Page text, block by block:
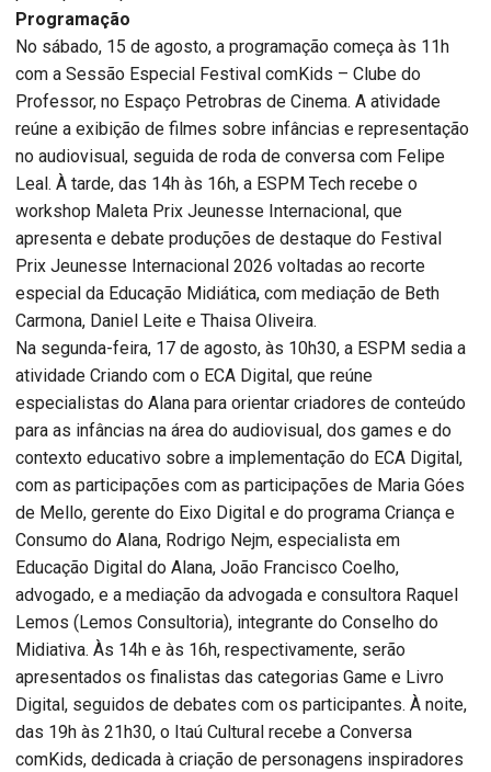
Programação
No sábado, 15 de agosto, a programação começa às 11h
com a Sessão Especial Festival comKids – Clube do
Professor, no Espaço Petrobras de Cinema. A atividade
reúne a exibição de filmes sobre infâncias e representação
no audiovisual, seguida de roda de conversa com Felipe
Leal. À tarde, das 14h às 16h, a ESPM Tech recebe o
workshop Maleta Prix Jeunesse Internacional, que
apresenta e debate produções de destaque do Festival
Prix Jeunesse Internacional 2026 voltadas ao recorte
especial da Educação Midiática, com mediação de Beth
Carmona, Daniel Leite e Thaisa Oliveira.
Na segunda-feira, 17 de agosto, às 10h30, a ESPM sedia a
atividade Criando com o ECA Digital, que reúne
especialistas do Alana para orientar criadores de conteúdo
para as infâncias na área do audiovisual, dos games e do
contexto educativo sobre a implementação do ECA Digital,
com as participações com as participações de Maria Góes
de Mello, gerente do Eixo Digital e do programa Criança e
Consumo do Alana, Rodrigo Nejm, especialista em
Educação Digital do Alana, João Francisco Coelho,
advogado, e a mediação da advogada e consultora Raquel
Lemos (Lemos Consultoria), integrante do Conselho do
Midiativa. Às 14h e às 16h, respectivamente, serão
apresentados os finalistas das categorias Game e Livro
Digital, seguidos de debates com os participantes. À noite,
das 19h às 21h30, o Itaú Cultural recebe a Conversa
comKids, dedicada à criação de personagens inspiradores